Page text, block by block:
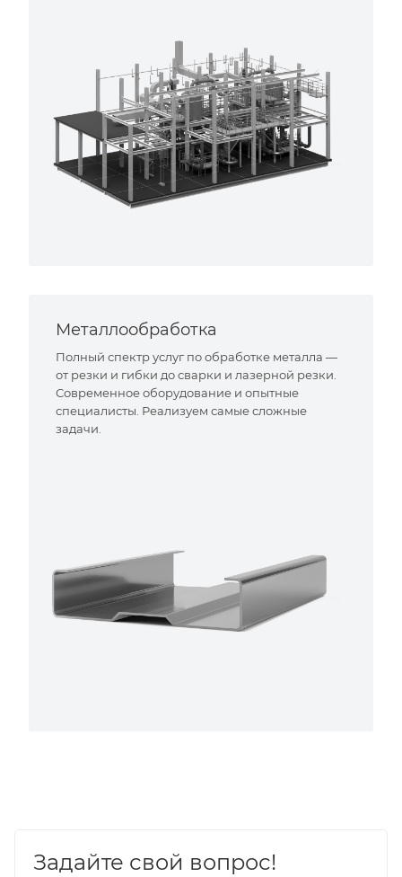
Металлообработка
Полный спектр услуг по обработке металла —
от резки и гибки до сварки и лазерной резки.
Современное оборудование и опытные
специалисты. Реализуем самые сложные
задачи.
Задайте свой вопрос!